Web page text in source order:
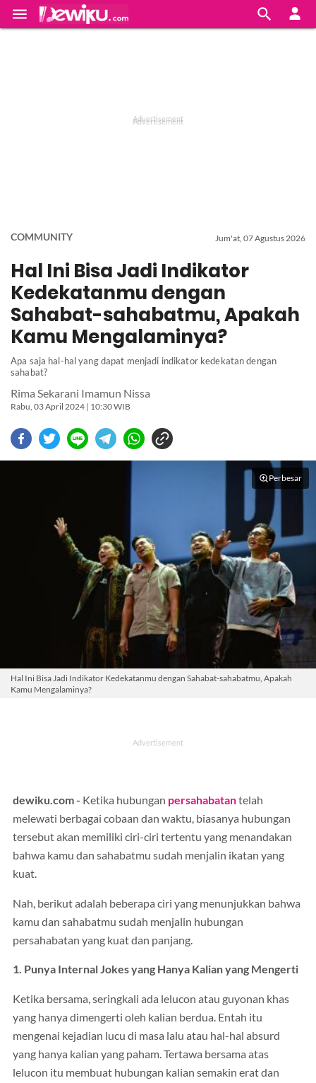
 
COMMUNITY Jum'at, 07 Agustus 2026
Hal Ini Bisa Jadi Indikator
Kedekatanmu dengan
Sahabat-sahabatmu, Apakah
Kamu Mengalaminya?
Apa saja hal-hal yang dapat menjadi indikator kedekatan dengan
sahabat?
Rima Sekarani Imamun Nissa
Rabu, 03 April 2024 | 10:30 WIB
Perbesar
Hal Ini Bisa Jadi Indikator Kedekatanmu dengan Sahabat-sahabatmu, Apakah
Kamu Mengalaminya?
dewiku.com - Ketika hubungan persahabatantelah
melewati berbagai cobaan dan waktu, biasanya hubungan
tersebut akan memiliki ciri-ciri tertentu yang menandakan
bahwa kamu dan sahabatmu sudah menjalin ikatan yang
kuat.
Nah, berikut adalah beberapa ciri yang menunjukkan bahwa
kamu dan sahabatmu sudah menjalin hubungan
persahabatan yang kuat dan panjang.
1. Punya Internal Jokes yang Hanya Kalian yang Mengerti
Ketika bersama, seringkali ada lelucon atau guyonan khas
yang hanya dimengerti oleh kalian berdua. Entah itu
mengenai kejadian lucu di masa lalu atau hal-hal absurd
yang hanya kalian yang paham. Tertawa bersama atas
lelucon itu membuat hubungan kalian semakin erat dan